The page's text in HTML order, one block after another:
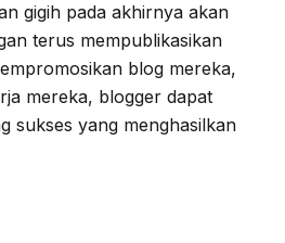
gigih pada akhirnya akan
terus mempublikasikan
blog mereka,
mereka, blogger dapat
sukses yang menghasilkan